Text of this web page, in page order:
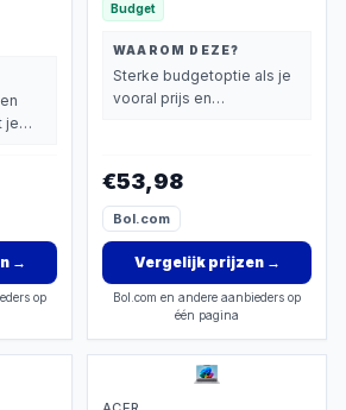
je
→
op
Budget
WAAROM DEZE?
Sterke budgetoptie als je
vooral prijs en
€53,98
Bol.com
Vergelijk prijzen→
Bol.com en andere aanbieders op
één pagina